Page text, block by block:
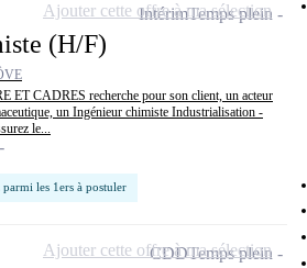
(H/F)
ET CADRES recherche pour son client, un acteur
un Ingénieur chimiste Industrialisation -
le...
parmi les 1ers à postuler
IntérimTemps plein
Ajouter cette offre à ma sélection
CDDTemps plein
Ajouter cette offre à ma sélection